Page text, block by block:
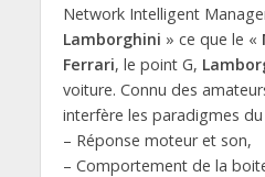
Network Intelligent
Lamborghini » ce que le «
Ferrari, le point G,
voiture. Connu des
interfère les paradigmes du
– Réponse moteur et son,
– Comportement de la